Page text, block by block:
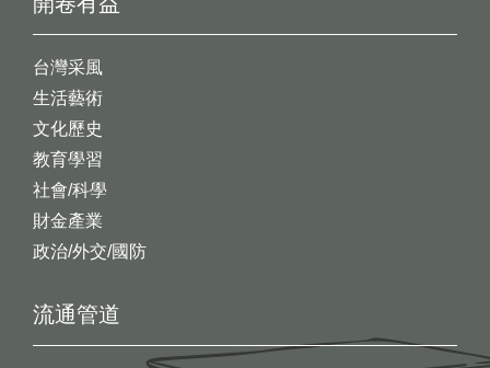
台灣采風
生活藝術
文化歷史
教育學習
社會/科學
財金產業
政治/外交/國防
流通管道